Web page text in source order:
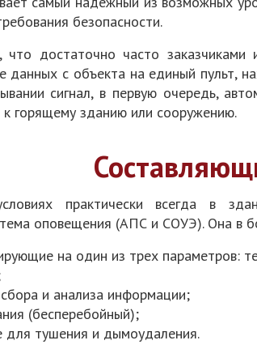
безопасности.
что достаточно часто
данных с объекта на единый
сигнал, в первую очередь,
горящему зданию или сооружению.
практически всегда в
оповещения (АПС и СОУЭ). Она в
на один из трех параметров:
и анализа информации;
(бесперебойный);
для тушения и дымоудаления.